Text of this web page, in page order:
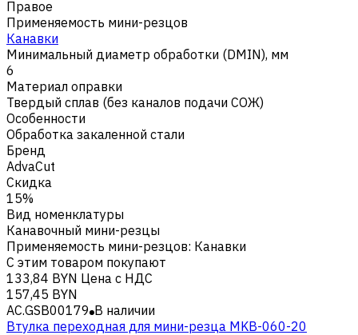
Правое
Применяемость мини-резцов
Канавки
Минимальный диаметр обработки (DMIN), мм
6
Материал оправки
Твердый сплав (без каналов подачи СОЖ)
Особенности
Обработка закаленной стали
Бренд
AdvaCut
Скидка
15%
Вид номенклатуры
Канавочный мини-резцы
Применяемость мини-резцов: Канавки
С этим товаром покупают
133,84 BYN Цена с НДС
157,45 BYN
AC.GSB00179 В наличии
Втулка переходная для мини-резца MKB-060-20